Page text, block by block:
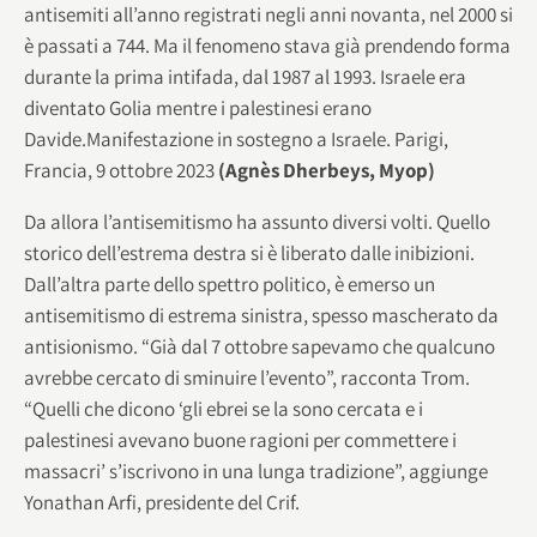
antisemiti all’anno registrati negli anni novanta, nel 2000 si
è passati a 744. Ma il fenomeno stava già prendendo forma
durante la prima intifada, dal 1987 al 1993. Israele era
diventato Golia mentre i palestinesi erano
Davide.Manifestazione in sostegno a Israele. Parigi,
Francia, 9 ottobre 2023(Agnès Dherbeys, Myop)
Da allora l’antisemitismo ha assunto diversi volti. Quello
storico dell’estrema destra si è liberato dalle inibizioni.
Dall’altra parte dello spettro politico, è emerso un
antisemitismo di estrema sinistra, spesso mascherato da
antisionismo. “Già dal 7 ottobre sapevamo che qualcuno
avrebbe cercato di sminuire l’evento”, racconta Trom.
“Quelli che dicono ‘gli ebrei se la sono cercata e i
palestinesi avevano buone ragioni per commettere i
massacri’ s’iscrivono in una lunga tradizione”, aggiunge
Yonathan Arfi, presidente del Crif.